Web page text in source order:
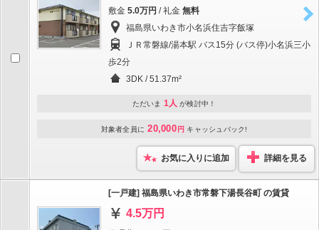
敷金 5.0万円 / 礼金 無料
福島県いわき市小名浜住吉字飯塚
ＪＲ常磐線/湯本駅 バス15分 (バス停)小名浜三小
歩2分
3DK / 51.37m²
ただいま 1人 が検討中！
対象者全員に 20,000 円 キャッシュバック!
お気に入りに追加 詳細を見る
[一戸建] 福島県いわき市常磐下湯長谷町 の賃貸
4.5万円